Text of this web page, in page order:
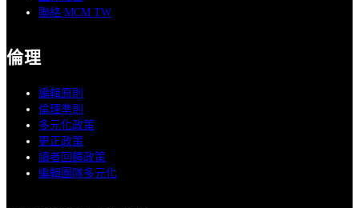
聯絡 MCM TW
倫理
編輯原則
倫理準則
多元化政策
更正政策
讀者回饋政策
編輯團隊多元化